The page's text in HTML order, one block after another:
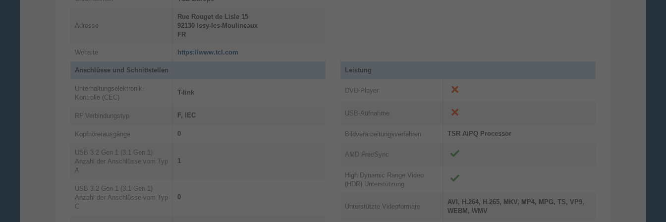
6500:1, Natives Seitenverhältnis: 16:9. Digitales Signalformatsystem: DVB-C, DVB-S2, DVB-T2. WLAN, Ethernet/LAN. Produktfarbe:
Adresse
Rue Rouget de Lisle 15
92130 Issy-les-Moulineaux
FR
Website https://www.tcl.com
Anschlüsse und Schnittstellen
Unterhaltungselektronik-
Kontrolle (CEC)
T-link
RF Verbindungstyp F, IEC
Kopfhörerausgänge 0
USB 3.2 Gen 1 (3.1 Gen 1)
Anzahl der Anschlüsse vom Typ
A
1
USB 3.2 Gen 1 (3.1 Gen 1)
Anzahl der Anschlüsse vom Typ
C
0
Leistung
DVD-Player
USB-Aufnahme
Bildverarbeitungsverfahren TSR AiPQ Processor
AMD FreeSync
High Dynamic Range Video
(HDR) Unterstützung
Unterstützte Videoformate
AVI, H.264, H.265, MKV, MP4, MPG, TS, VP9,
WEBM, WMV